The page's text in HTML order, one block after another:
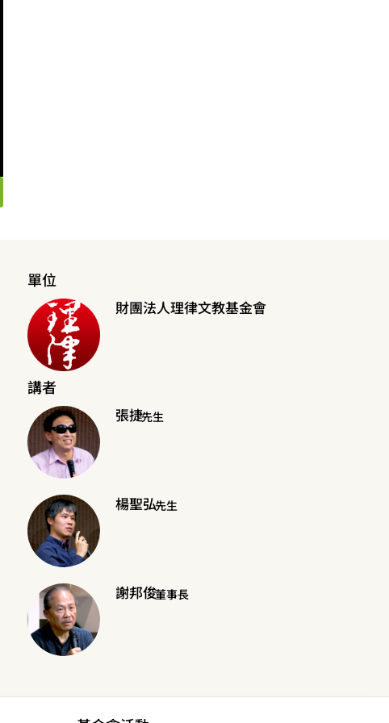
單位
財團法人理律文教基金會
講者
張捷先生
楊聖弘先生
謝邦俊董事長